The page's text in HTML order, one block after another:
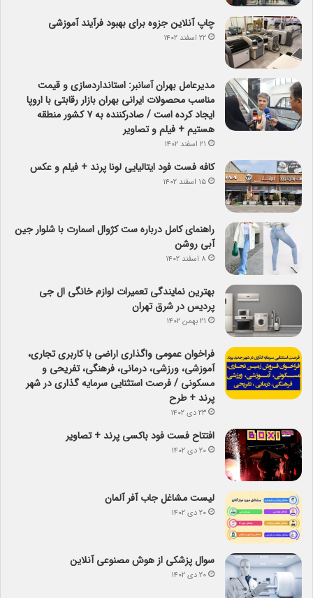
چاپ آنلاین جزوه برای بهبود فرآیند آموزشی
۲۲ اسفند ۱۴۰۲
مدیرعامل بهران آسانبر: استانداردسازی و قیمت
مناسب محصولات ایرانی بهران بازار رقابتی با اروپا
ایجاد کرده است / صادرکننده به ۷ کشور منطقه
هستیم + فیلم و تصاویر
۲۱ اسفند ۱۴۰۲
کافه فست فود ایتالیایی لونا پرند + فیلم و عکس
۱۵ اسفند ۱۴۰۲
راهنمای کامل درباره ست کژوال اسمارت با شلوار جین
آبی روشن
۸ اسفند ۱۴۰۲
بهترین نمایندگی تعمیرات لوازم خانگی ال جی
پردیس در شرق تهران
۲۱ بهمن ۱۴۰۲
فراخوان عمومی واگذاری اراضی با کاربری تجاری،
آموزشی، ورزشی، درمانی، فرهنگی، تفریحی و
مسکونی / فرصت استثنایی سرمایه گذاری در شهر
پرند + طرح
۲۳ دی ۱۴۰۲
افتتاح فست فود باکسی پرند + تصاویر
۲۰ دی ۱۴۰۲
لیست مشاغل جاب آفر آلمان
۲۰ دی ۱۴۰۲
سوال پزشکی از هوش مصنوعی آنلاین
۲۰ دی ۱۴۰۲